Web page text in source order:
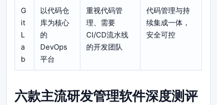
G
it
L
a
b
以代码仓
库为核心
的
DevOps
平台
重视代码管
理、需要
CI/CD流水线
的开发团队
代码管理与持
续集成一体，
安全可控
六款主流研发管理软件深度测评